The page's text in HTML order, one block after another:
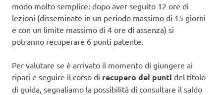
modo molto semplice: dopo aver seguito 12 ore di
lezioni (disseminate in un periodo massimo di 15 giorni
e con un limite massimo di 4 ore di assenza) si
potranno recuperare 6 punti patente.
Per valutare se è arrivato il momento di giungere ai
ripari e seguire il corso di recupero dei punti del titolo
di guida, segnaliamo la possibilità di consultare il saldo